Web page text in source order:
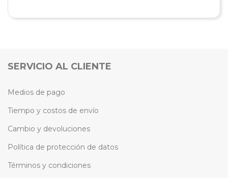
SERVICIO AL CLIENTE
Medios de pago
Tiempo y costos de envío
Cambio y devoluciones
Política de protección de datos
Términos y condiciones